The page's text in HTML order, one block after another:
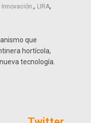
Innovación., LIRA,
que
hortícola,
tecnología.